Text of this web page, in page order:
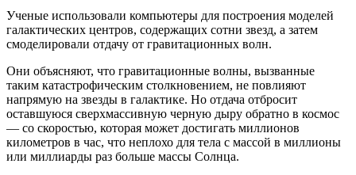
Ученые использовали компьютеры для построения моделей
галактических центров, содержащих сотни звезд, а затем
смоделировали отдачу от гравитационных волн.
Они объясняют, что гравитационные волны, вызванные
таким катастрофическим столкновением, не повлияют
напрямую на звезды в галактике. Но отдача отбросит
оставшуюся сверхмассивную черную дыру обратно в космос
— со скоростью, которая может достигать миллионов
километров в час, что неплохо для тела с массой в миллионы
или миллиарды раз больше массы Солнца.